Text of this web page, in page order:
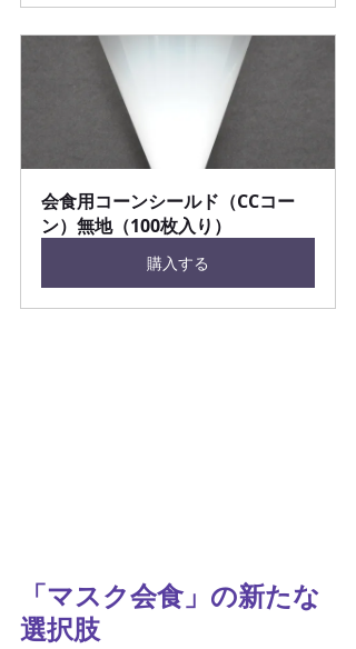
会食用コーンシールド（CCコー
ン）無地（100枚入り）
購入する
「マスク会食」の新たな
選択肢